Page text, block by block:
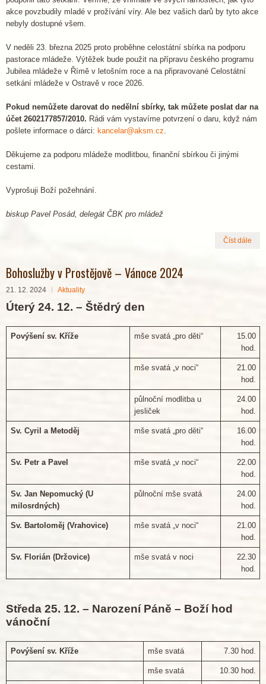
akce povzbudily mladé v prožívání víry. Ale bez vašich darů by tyto akce
nebyly dostupné všem.
V neděli 23. března 2025 proto proběhne celostátní sbírka na podporu
pastorace mládeže. Výtěžek bude použit na přípravu českého programu
Jubilea mládeže v Římě v letošním roce a na připravované Celostátní
setkání mládeže v Ostravě v roce 2026.
Pokud nemůžete darovat do nedělní sbírky, tak můžete poslat dar na
účet 2602177857/2010. Rádi vám vystavíme potvrzení o daru, když nám
pošlete informace o dárci: kancelar@aksm.cz.
Děkujeme za podporu mládeže modlitbou, finanční sbírkou či jinými
cestami.
Vyprošuji Boží požehnání.
biskup Pavel Posád, delegát ČBK pro mládež
Číst dále
Bohoslužby v Prostějově – Vánoce 2024
21. 12. 2024 Aktuality
Úterý 24. 12. – Štědrý den
Povýšení sv. Kříže mše svatá „pro děti“
15.00
hod.
mše svatá „v noci“
21.00
hod.
půlnoční modlitba u
jesliček
24.00
hod.
Sv. Cyril a Metoděj mše svatá „pro děti“
16.00
hod.
Sv. Petr a Pavel mše svatá „v noci“
22.00
hod.
Sv. Jan Nepomucký (U
milosrdných)
půlnoční mše svatá
24.00
hod.
Sv. Bartoloměj (Vrahovice) mše svatá „v noci“
21.00
hod.
Sv. Florián (Držovice) mše svatá v noci
22.30
hod.
Středa 25. 12. – Narození Páně – Boží hod
vánoční
Povýšení sv. Kříže mše svatá 7.30 hod.
mše svatá 10.30 hod.